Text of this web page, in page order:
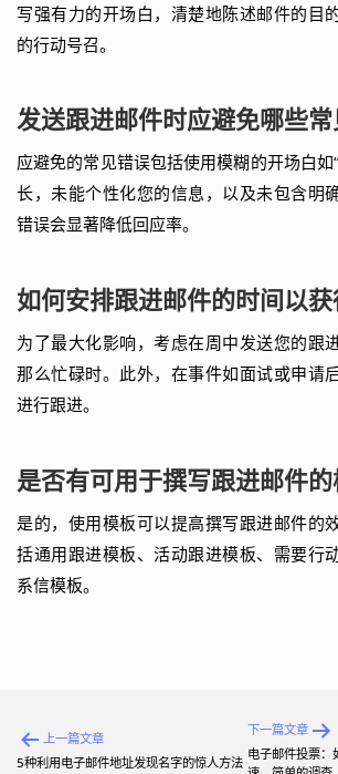
写强有力的开场白，清楚地陈述邮件的目
的行动号召。
发送跟进邮件时应避免哪些常
应避免的常见错误包括使用模糊的开场白如
长，未能个性化您的信息，以及未包含明
错误会显著降低回应率。
如何安排跟进邮件的时间以获
为了最大化影响，考虑在周中发送您的跟
那么忙碌时。此外，在事件如面试或申请
进行跟进。
是否有可用于撰写跟进邮件的
是的，使用模板可以提高撰写跟进邮件的
括通用跟进模板、活动跟进模板、需要行
系信模板。
文
章
上一篇文章
5种利用电子邮件地址发现名字的惊人方法
下一篇文章
电子邮件投票